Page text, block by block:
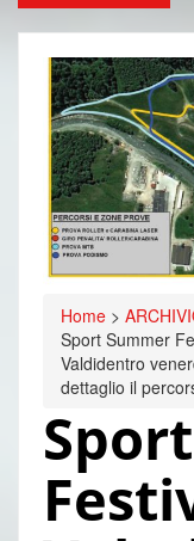
Home >
Sport Summer
Valdidentro
dettaglio il